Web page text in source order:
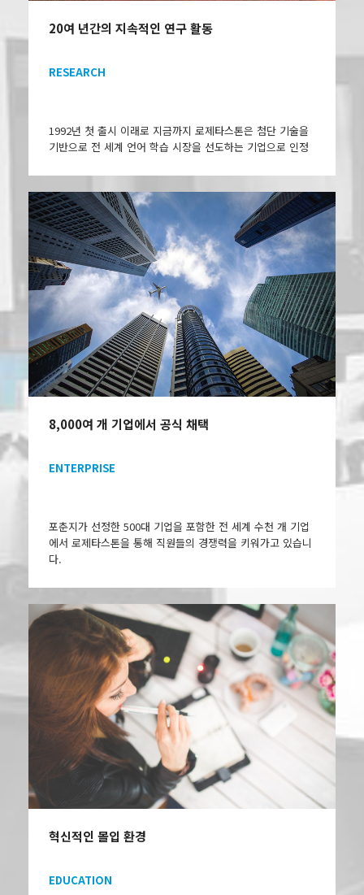
20여 년간의 지속적인 연구 활동
RESEARCH
1992년 첫 출시 이래로 지금까지 로제타스톤은 첨단 기술을
기반으로 전 세계 언어 학습 시장을 선도하는 기업으로 인정
8,000여 개 기업에서 공식 채택
ENTERPRISE
포춘지가 선정한 500대 기업을 포함한 전 세계 수천 개 기업
에서 로제타스톤을 통해 직원들의 경쟁력을 키워가고 있습니
다.
혁신적인 몰입 환경
EDUCATION